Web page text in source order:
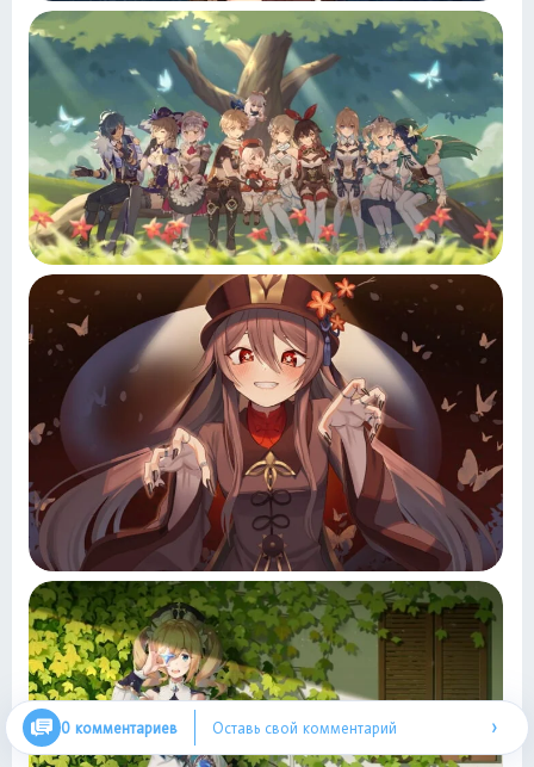
0 комментариев Оставь свой комментарий ›